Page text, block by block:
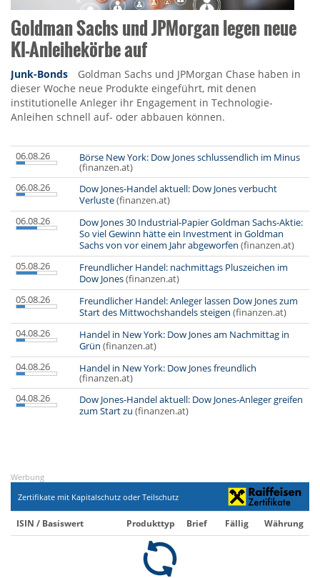
Goldman Sachs und JPMorgan legen neue
KI-Anleihekörbe auf
Junk-Bonds
Goldman Sachs und JPMorgan Chase haben in
dieser Woche neue Produkte eingeführt, mit denen
institutionelle Anleger ihr Engagement in Technologie-
Anleihen schnell auf- oder abbauen können.
06.08.26 Börse New York: Dow Jones schlussendlich im Minus
(finanzen.at)
06.08.26
Dow Jones-Handel aktuell: Dow Jones verbucht
Verluste(finanzen.at)
06.08.26
Dow Jones 30 Industrial-Papier Goldman Sachs-Aktie:
So viel Gewinn hätte ein Investment in Goldman
Sachs von vor einem Jahr abgeworfen (finanzen.at)
05.08.26
Freundlicher Handel: nachmittags Pluszeichen im
Dow Jones(finanzen.at)
05.08.26
Freundlicher Handel: Anleger lassen Dow Jones zum
Start des Mittwochshandels steigen (finanzen.at)
04.08.26
Handel in New York: Dow Jones am Nachmittag in
Grün (finanzen.at)
04.08.26
Handel in New York: Dow Jones freundlich
(finanzen.at)
04.08.26
Dow Jones-Handel aktuell: Dow Jones-Anleger greifen
zum Start zu (finanzen.at)
Werbung
Zertifikate mit Kapitalschutz oder Teilschutz
ISIN / Basiswert Produkttyp Brief Fällig Währung